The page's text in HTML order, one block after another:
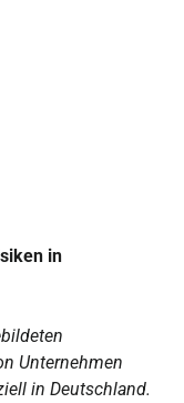
in
Unternehmen
in Deutschland.